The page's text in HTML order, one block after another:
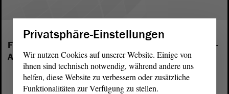
Folgende Fraktionen sind im Landtag von Sachsen-
Anhalt vertreten:
Privatsphäre-Einstellungen
Wir nutzen Cookies auf unserer Website. Einige von
ihnen sind technisch notwendig, während andere uns
helfen, diese Website zu verbessern oder zusätzliche
Funktionalitäten zur Verfügung zu stellen.